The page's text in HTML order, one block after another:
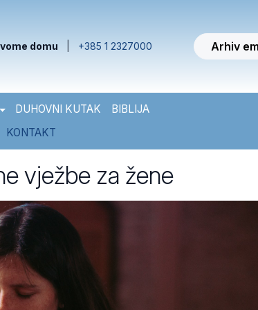
domu +385 1 2327000 Arhiv
DUHOVNI KUTAK
BIBLIJA
KONTAKT
vježbe za žene